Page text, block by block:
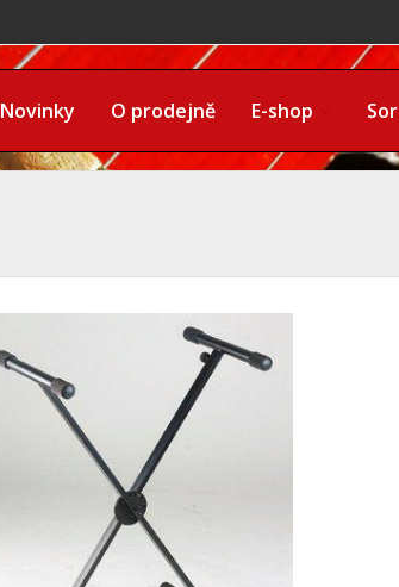
Novinky O prodejně E-shop